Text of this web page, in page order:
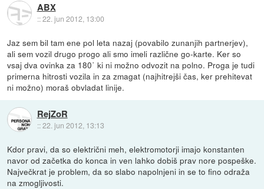
ABX
::22. jun 2012, 13:00
Jaz sem bil tam ene pol leta nazaj (povabilo zunanjih partnerjev),
ali sem vozil drugo progo ali smo imeli različne go-karte. Ker so
vsaj dva ovinka za 180˙ ki ni možno odvozit na polno. Proga je tudi
primerna hitrosti vozila in za zmagat (najhitrejši čas, ker prehitevat
ni možno) moraš obvladat linije.
RejZoR
::22. jun 2012, 13:13
Kdor pravi, da so električni meh, elektromotorji imajo konstanten
navor od začetka do konca in ven lahko dobiš prav nore pospeške.
Največkrat je problem, da so slabo napolnjeni in se to fino odraža
na zmogljivosti.